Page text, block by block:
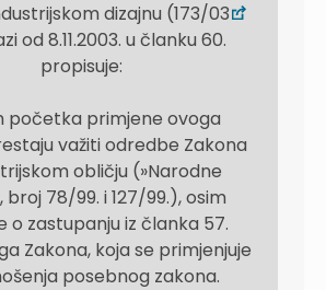
dizajnu (173/03
od 8.11.2003. u članku 60.
propisuje:
početka primjene ovoga
važiti odredbe Zakona
obličju (»Narodne
broj 78/99. i 127/99.), osim
o zastupanju iz članka 57.
Zakona, koja se primjenjuje
posebnog zakona.